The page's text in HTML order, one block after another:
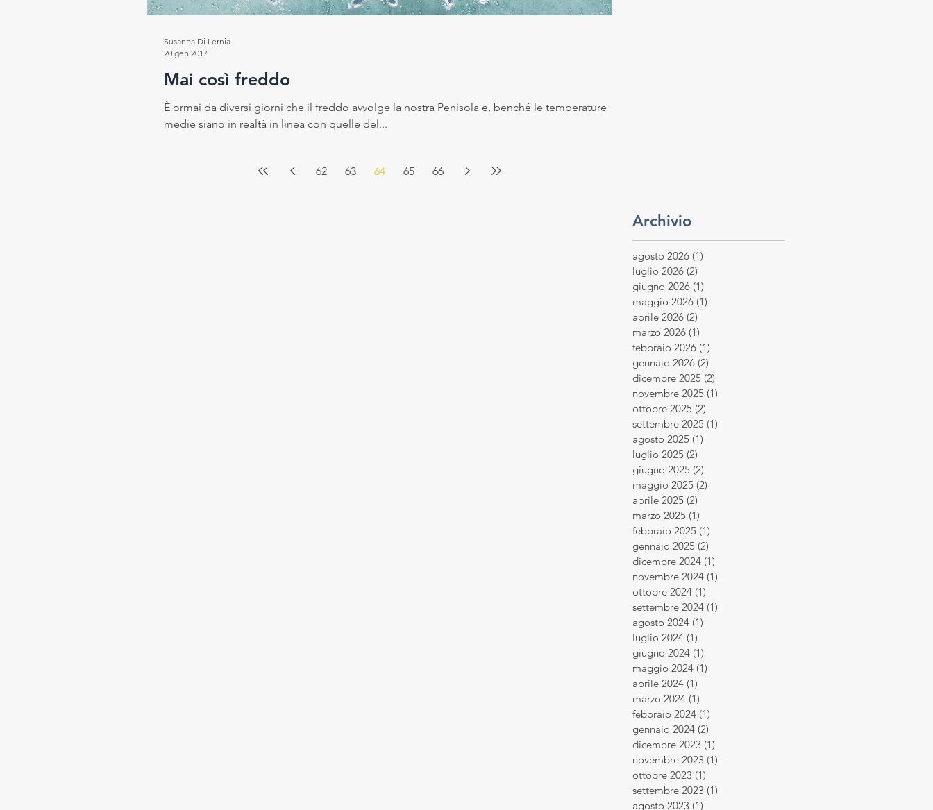
Mai così freddo
È ormai da diversi giorni che il freddo avvolge la nostra Penisola e, benché le temperature
medie siano in realtà in linea con quelle del...
Susanna Di Lernia
20 gen 2017
62 63 64 65 66
Archivio
agosto 2026 (1)
luglio 2026 (2)
giugno 2026 (1)
maggio 2026 (1)
aprile 2026 (2)
marzo 2026 (1)
febbraio 2026 (1)
gennaio 2026 (2)
dicembre 2025 (2)
novembre 2025 (1)
ottobre 2025 (2)
settembre 2025 (1)
agosto 2025 (1)
luglio 2025 (2)
giugno 2025 (2)
maggio 2025 (2)
aprile 2025 (2)
marzo 2025 (1)
febbraio 2025 (1)
gennaio 2025 (2)
dicembre 2024 (1)
novembre 2024 (1)
ottobre 2024 (1)
settembre 2024 (1)
agosto 2024 (1)
luglio 2024 (1)
giugno 2024 (1)
maggio 2024 (1)
aprile 2024 (1)
marzo 2024 (1)
febbraio 2024 (1)
gennaio 2024 (2)
dicembre 2023 (1)
novembre 2023 (1)
ottobre 2023 (1)
settembre 2023 (1)
agosto 2023 (1)